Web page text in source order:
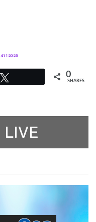
0
SHARES
LIVE